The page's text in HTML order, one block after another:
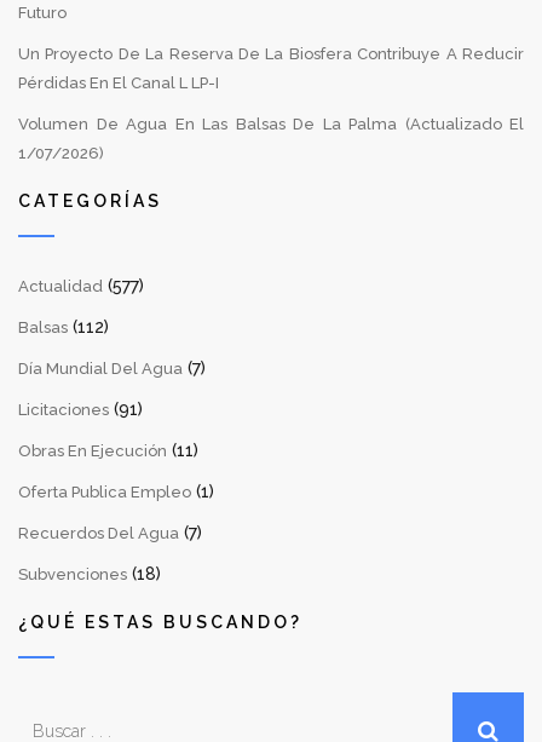
Futuro
Un Proyecto De La Reserva De La Biosfera Contribuye A Reducir
Pérdidas En El Canal L LP-I
Volumen De Agua En Las Balsas De La Palma (Actualizado El
1/07/2026)
CATEGORÍAS
Actualidad (577)
Balsas (112)
Día Mundial Del Agua (7)
Licitaciones (91)
Obras En Ejecución (11)
Oferta Publica Empleo (1)
Recuerdos Del Agua (7)
Subvenciones (18)
¿QUÉ ESTAS BUSCANDO?